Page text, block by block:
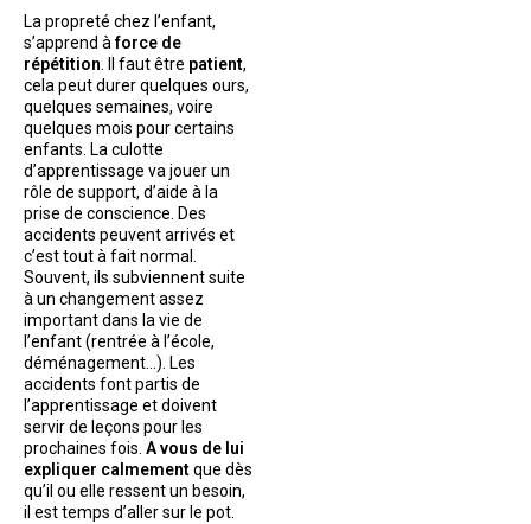
La propreté chez l’enfant,
s’apprend àforce de
répétition . Il faut être patient,
cela peut durer quelques ours,
quelques semaines, voire
quelques mois pour certains
enfants. La culotte
d’apprentissage va jouer un
rôle de support, d’aide à la
prise de conscience. Des
accidents peuvent arrivés et
c’est tout à fait normal.
Souvent, ils subviennent suite
à un changement assez
important dans la vie de
l’enfant (rentrée à l’école,
déménagement…). Les
accidents font partis de
l’apprentissage et doivent
servir de leçons pour les
prochaines fois. A vous de lui
expliquer calmementque dès
qu’il ou elle ressent un besoin,
il est temps d’aller sur le pot.